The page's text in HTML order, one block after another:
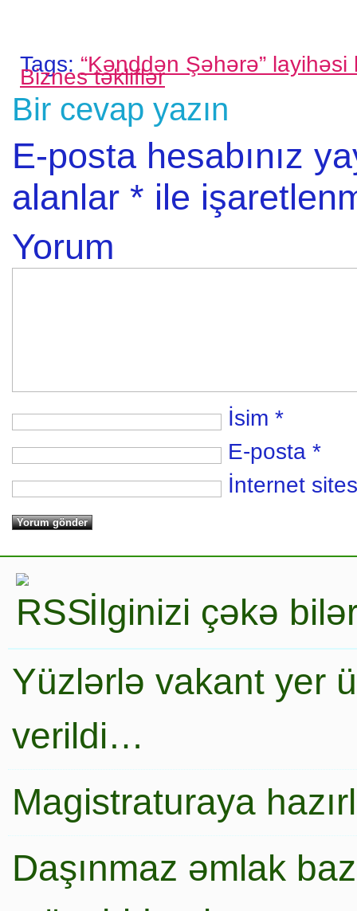
Tags: “Kənddən Şəhərə” layihəsi
Biznes təkliflər
Bir cevap yazın
E-posta hesabınız
alanlar * ile
Yorum
İsim *
E-posta *
İnternet
İlginizi çəkə
Yüzlərlə vakant yer
verildi…
Magistraturaya
Daşınmaz əmlak